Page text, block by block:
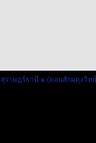
ราษฎร์ธานี ๑ (ดอนสักผดุงวิท